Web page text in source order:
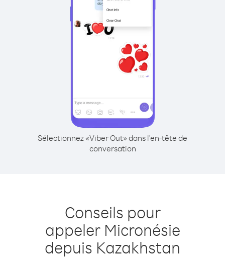
Sélectionnez «Viber Out» dans l'en-tête de
conversation
Conseils pour
appeler Micronésie
depuis Kazakhstan